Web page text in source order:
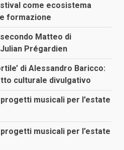
come ecosistema
formazione
Matteo di
Prégardien
di Alessandro Baricco:
culturale divulgativo
musicali per l’estate
musicali per l’estate